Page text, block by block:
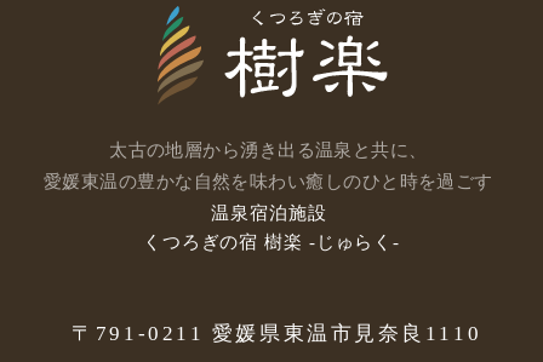
太古の地層から湧き出る温泉と共に、
愛媛東温の豊かな自然を味わい癒しのひと時を過ごす
温泉宿泊施設
くつろぎの宿 樹楽 -じゅらく-
〒791-0211 愛媛県東温市見奈良1110